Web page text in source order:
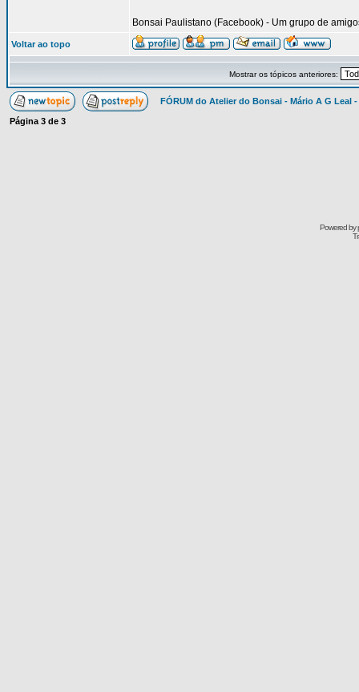
Bonsai Paulistano (Facebook) - Um grupo de
Voltar ao topo
Mostrar os tópicos anteriores:
FÓRUM do Atelier do Bonsai - Mário A G Leal
Página 3 de 3
Powered by